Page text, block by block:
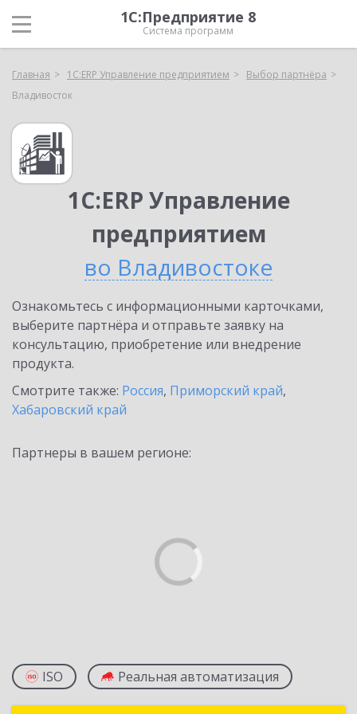
1С:Предприятие 8
Система программ
Главная 1С:ERP Управление предприятием
Выбор партнёра
Владивосток
1С:ERP Управление
предприятием
во Владивостоке
Ознакомьтесь с информационными карточками,
выберите партнёра и отправьте заявку на
консультацию, приобретение или внедрение
продукта.
Смотрите также: Россия, Приморский край,
Хабаровский край
Партнеры в вашем регионе:
ISO Реальная автоматизация